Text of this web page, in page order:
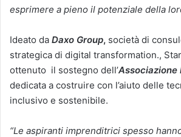
esprimere a pieno il potenziale della
Ideato da Daxo Group, società di
strategica di digital transformation.,
ottenuto il sostegno dell’Associazione
dedicata a costruire con l’aiuto delle
inclusivo e sostenibile.
“Le aspiranti imprenditrici spesso